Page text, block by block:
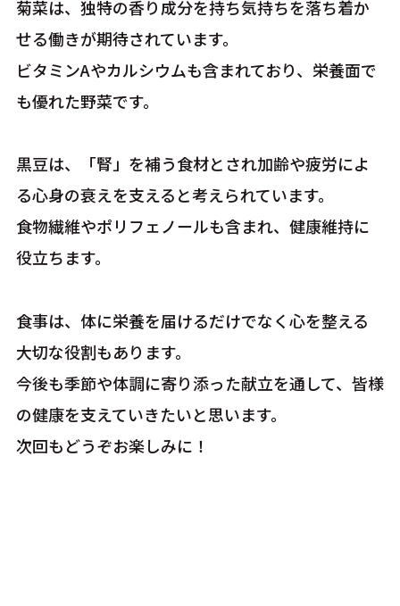
菊菜は、独特の香り成分を持ち気持ちを落ち着か
せる働きが期待されています。
ビタミンAやカルシウムも含まれており、栄養面で
も優れた野菜です。
黒豆は、「腎」を補う食材とされ加齢や疲労によ
る心身の衰えを支えると考えられています。
食物繊維やポリフェノールも含まれ、健康維持に
役立ちます。
食事は、体に栄養を届けるだけでなく心を整える
大切な役割もあります。
今後も季節や体調に寄り添った献立を通して、皆様
の健康を支えていきたいと思います。
次回もどうぞお楽しみに！